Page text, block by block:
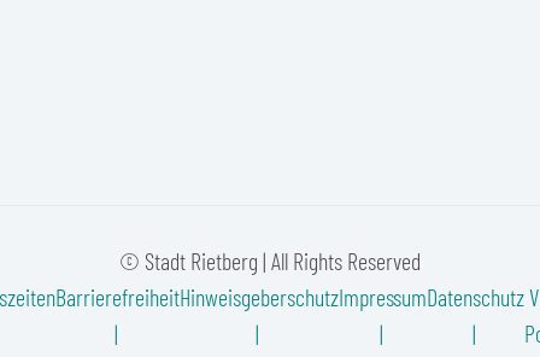
© Stadt Rietberg | All Rights Reserved
BarrierefreiheitHinweisgeberschutzImpressumDatenschutz